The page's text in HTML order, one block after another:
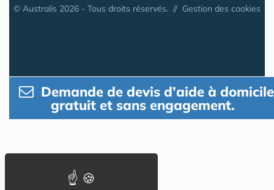
© Australis 2026 - Tous droits réservés. // Gestion des cookies
Demande de devis d’aide à domicile
gratuit et sans engagement.